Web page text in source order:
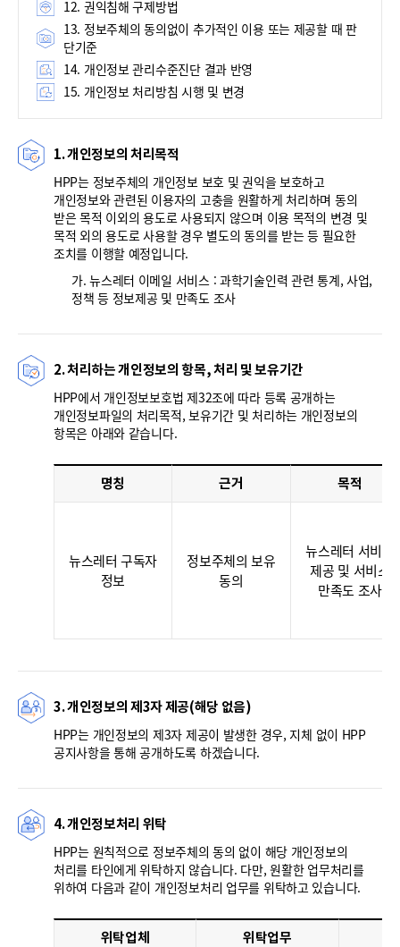
12. 권익침해 구제방법
13. 정보주체의 동의없이 추가적인 이용 또는 제공할 때 판
단기준
14. 개인정보 관리수준진단 결과 반영
15. 개인정보 처리방침 시행 및 변경
1. 개인정보의 처리목적
HPP는 정보주체의 개인정보 보호 및 권익을 보호하고
개인정보와 관련된 이용자의 고충을 원활하게 처리하며 동의
받은 목적 이외의 용도로 사용되지 않으며 이용 목적의 변경 및
목적 외의 용도로 사용할 경우 별도의 동의를 받는 등 필요한
조치를 이행할 예정입니다.
가. 뉴스레터 이메일 서비스 : 과학기술인력 관련 통계, 사업,
정책 등 정보제공 및 만족도 조사
2. 처리하는 개인정보의 항목, 처리 및 보유기간
HPP에서 개인정보보호법 제32조에 따라 등록 공개하는
개인정보파일의 처리목적, 보유기간 및 처리하는 개인정보의
항목은 아래와 같습니다.
명칭 근거 목적
뉴스레터 구독자
정보
정보주체의 보유
동의
뉴스레터 서비스
제공 및 서비스
만족도 조사
3. 개인정보의 제3자 제공(해당 없음)
HPP는 개인정보의 제3자 제공이 발생한 경우, 지체 없이 HPP
공지사항을 통해 공개하도록 하겠습니다.
4. 개인정보처리 위탁
HPP는 원칙적으로 정보주체의 동의 없이 해당 개인정보의
처리를 타인에게 위탁하지 않습니다. 다만, 원활한 업무처리를
위하여 다음과 같이 개인정보처리 업무를 위탁하고 있습니다.
위탁업체 위탁업무